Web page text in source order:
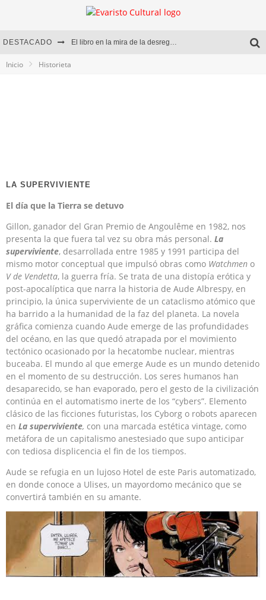
DESTACADO El libro en la mira de la desregulación
Inicio Historieta
LA SUPERVIVIENTE
El día que la Tierra se detuvo
Gillon, ganador del Gran Premio de Angoulême en 1982, nos
presenta la que fuera tal vez su obra más personal. La
superviviente, desarrollada entre 1985 y 1991 participa del
mismo motor conceptual que impulsó obras como Watchmen o
V de Vendetta, la guerra fría. Se trata de una distopía erótica y
post-apocalíptica que narra la historia de Aude Albrespy, en
principio, la única superviviente de un cataclismo atómico que
ha barrido a la humanidad de la faz del planeta. La novela
gráfica comienza cuando Aude emerge de las profundidades
del océano, en las que quedó atrapada por el movimiento
tectónico ocasionado por la hecatombe nuclear, mientras
buceaba. El mundo al que emerge Aude es un mundo detenido
en el momento de su destrucción. Los seres humanos han
desaparecido, se han evaporado, pero el gesto de la civilización
continúa en el automatismo inerte de los “cybers”. Elemento
clásico de las ficciones futuristas, los Cyborg o robots aparecen
en La superviviente, con una marcada estética vintage, como
metáfora de un capitalismo anestesiado que supo anticipar
con tediosa displicencia el fin de los tiempos.
Aude se refugia en un lujoso Hotel de este Paris automatizado,
en donde conoce a Ulises, un mayordomo mecánico que se
convertirá también en su amante.